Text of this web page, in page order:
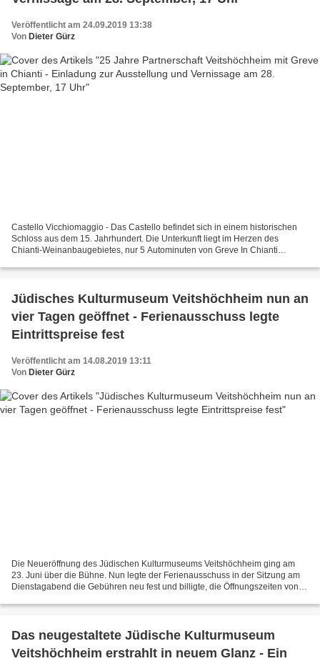
Veröffentlicht am 24.09.2019 13:38
Von Dieter Gürz
Castello Vicchiomaggio - Das Castello befindet sich in einem historischen
Schloss aus dem 15. Jahrhundert. Die Unterkunft liegt im Herzen des
Chianti-Weinanbaugebietes, nur 5 Autominuten von Greve In Chianti
Jüdisches Kulturmuseum Veitshöchheim nun an
vier Tagen geöffnet - Ferienausschuss legte
Eintrittspreise fest
Veröffentlicht am 14.08.2019 13:11
Von Dieter Gürz
Die Neueröffnung des Jüdischen Kulturmuseums Veitshöchheim ging am
23. Juni über die Bühne. Nun legte der Ferienausschuss in der Sitzung am
Dienstagabend die Gebühren neu fest und billigte, die Öffnungszeiten von
Das neugestaltete Jüdische Kulturmuseum
Veitshöchheim erstrahlt in neuem Glanz - Ein